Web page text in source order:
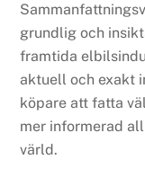
grundlig och
framtida
aktuell och exakt
köpare att fatta
mer informerad
värld.